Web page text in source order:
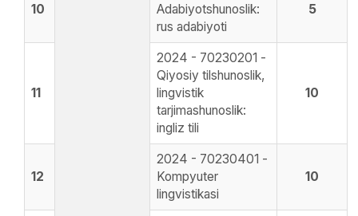
10
Adabiyotshunoslik:
rus adabiyoti
5
11
2024 - 70230201 -
Qiyosiy tilshunoslik,
lingvistik
tarjimashunoslik:
ingliz tili
10
12
2024 - 70230401 -
Kompyuter
lingvistikasi
10